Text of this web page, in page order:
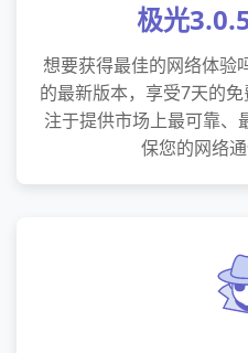
极光
想要获得最佳的网络体验
的最新版本，享受7天的
注于提供市场上最可靠、
保您的网络通